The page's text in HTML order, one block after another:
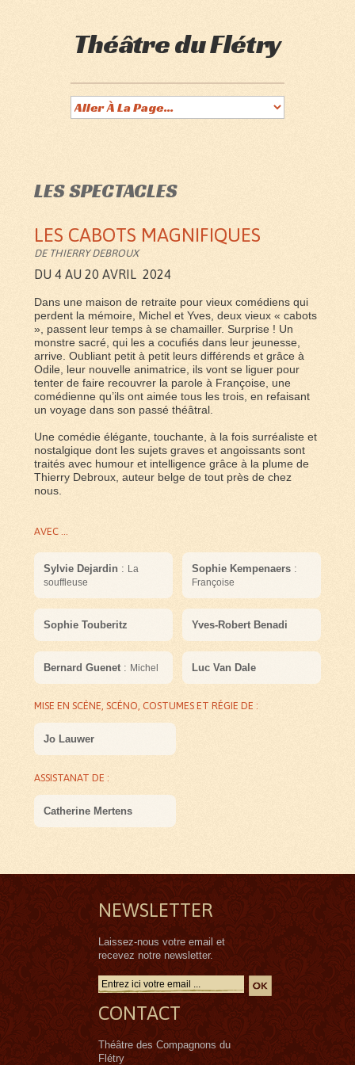
Théâtre du Flétry
LES SPECTACLES
LES CABOTS MAGNIFIQUES
DE THIERRY DEBROUX
DU 4 AU 20 AVRIL 2024
Dans une maison de retraite pour vieux comédiens qui
perdent la mémoire, Michel et Yves, deux vieux « cabots
», passent leur temps à se chamailler. Surprise ! Un
monstre sacré, qui les a cocufiés dans leur jeunesse,
arrive. Oubliant petit à petit leurs différends et grâce à
Odile, leur nouvelle animatrice, ils vont se liguer pour
tenter de faire recouvrer la parole à Françoise, une
comédienne qu’ils ont aimée tous les trois, en refaisant
un voyage dans son passé théâtral.
Une comédie élégante, touchante, à la fois surréaliste et
nostalgique dont les sujets graves et angoissants sont
traités avec humour et intelligence grâce à la plume de
Thierry Debroux, auteur belge de tout près de chez
nous.
AVEC ...
Sylvie Dejardin: La
souffleuse
Sophie Kempenaers :
Françoise
Sophie Touberitz Yves-Robert Benadi
Bernard Guenet: Michel Luc Van Dale
MISE EN SCÈNE, SCÉNO, COSTUMES ET RÉGIE DE :
Jo Lauwer
ASSISTANAT DE :
Catherine Mertens
NEWSLETTER
Laissez-nous votre email et
recevez notre newsletter.
CONTACT
Théâtre des Compagnons du
Flétry